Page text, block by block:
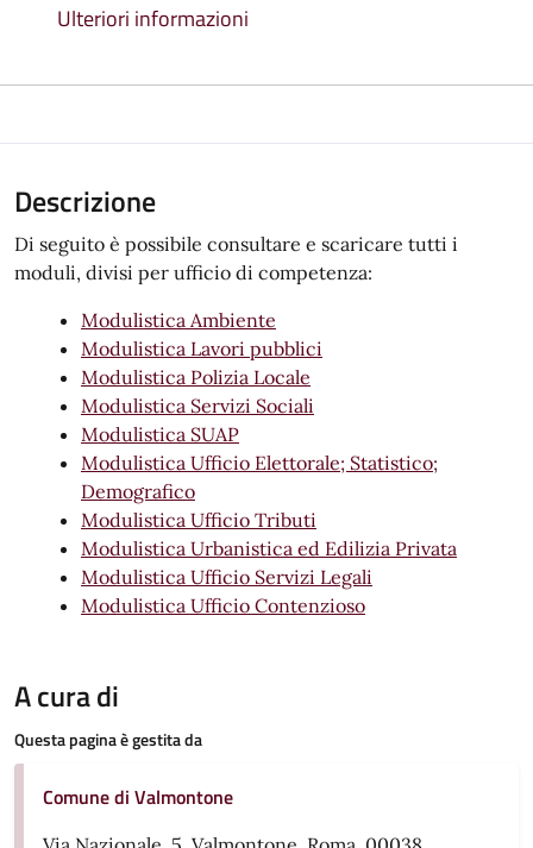
Ulteriori informazioni
Descrizione
Di seguito è possibile consultare e scaricare tutti i
moduli, divisi per ufficio di competenza:
Modulistica Ambiente
Modulistica Lavori pubblici
Modulistica Polizia Locale
Modulistica Servizi Sociali
Modulistica SUAP
Modulistica Ufficio Elettorale; Statistico;
Demografico
Modulistica Ufficio Tributi
Modulistica Urbanistica ed Edilizia Privata
Modulistica Ufficio Servizi Legali
Modulistica Ufficio Contenzioso
A cura di
Questa pagina è gestita da
Comune di Valmontone